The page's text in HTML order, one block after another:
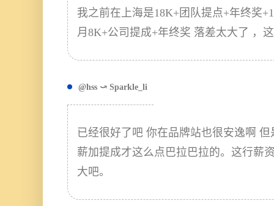
我之前在上海是18K+团队提点+年终奖
月8K+公司提成+年终奖 落差太大了 ，
@hss ⤻ Sparkle_li
已经很好了吧 你在品牌站也很安逸啊
薪加提成才这么点巴拉巴拉的。这行薪
大吧。